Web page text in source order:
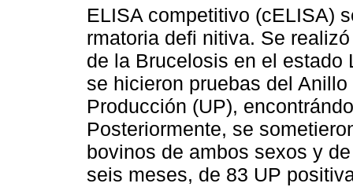
ELISA competitivo (cELISA)
rmatoria defi nitiva. Se
de la Brucelosis en el estado
se hicieron pruebas del
Producción (UP),
Posteriormente, se
bovinos de ambos sexos y
seis meses, de 83 UP